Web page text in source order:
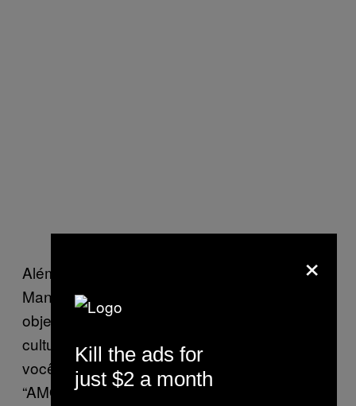
Além disso, as técnicas deles são antiéticas.
Manipular pessoas para alcançar seus
objetivos egoístas é algo consagrado na
cultura PUA – uma “pivô” é uma garota que
você usa para elevar seus status social,
“AMOG” é uma técnica usada para zombar
×
Kill the ads for
just $2 a month